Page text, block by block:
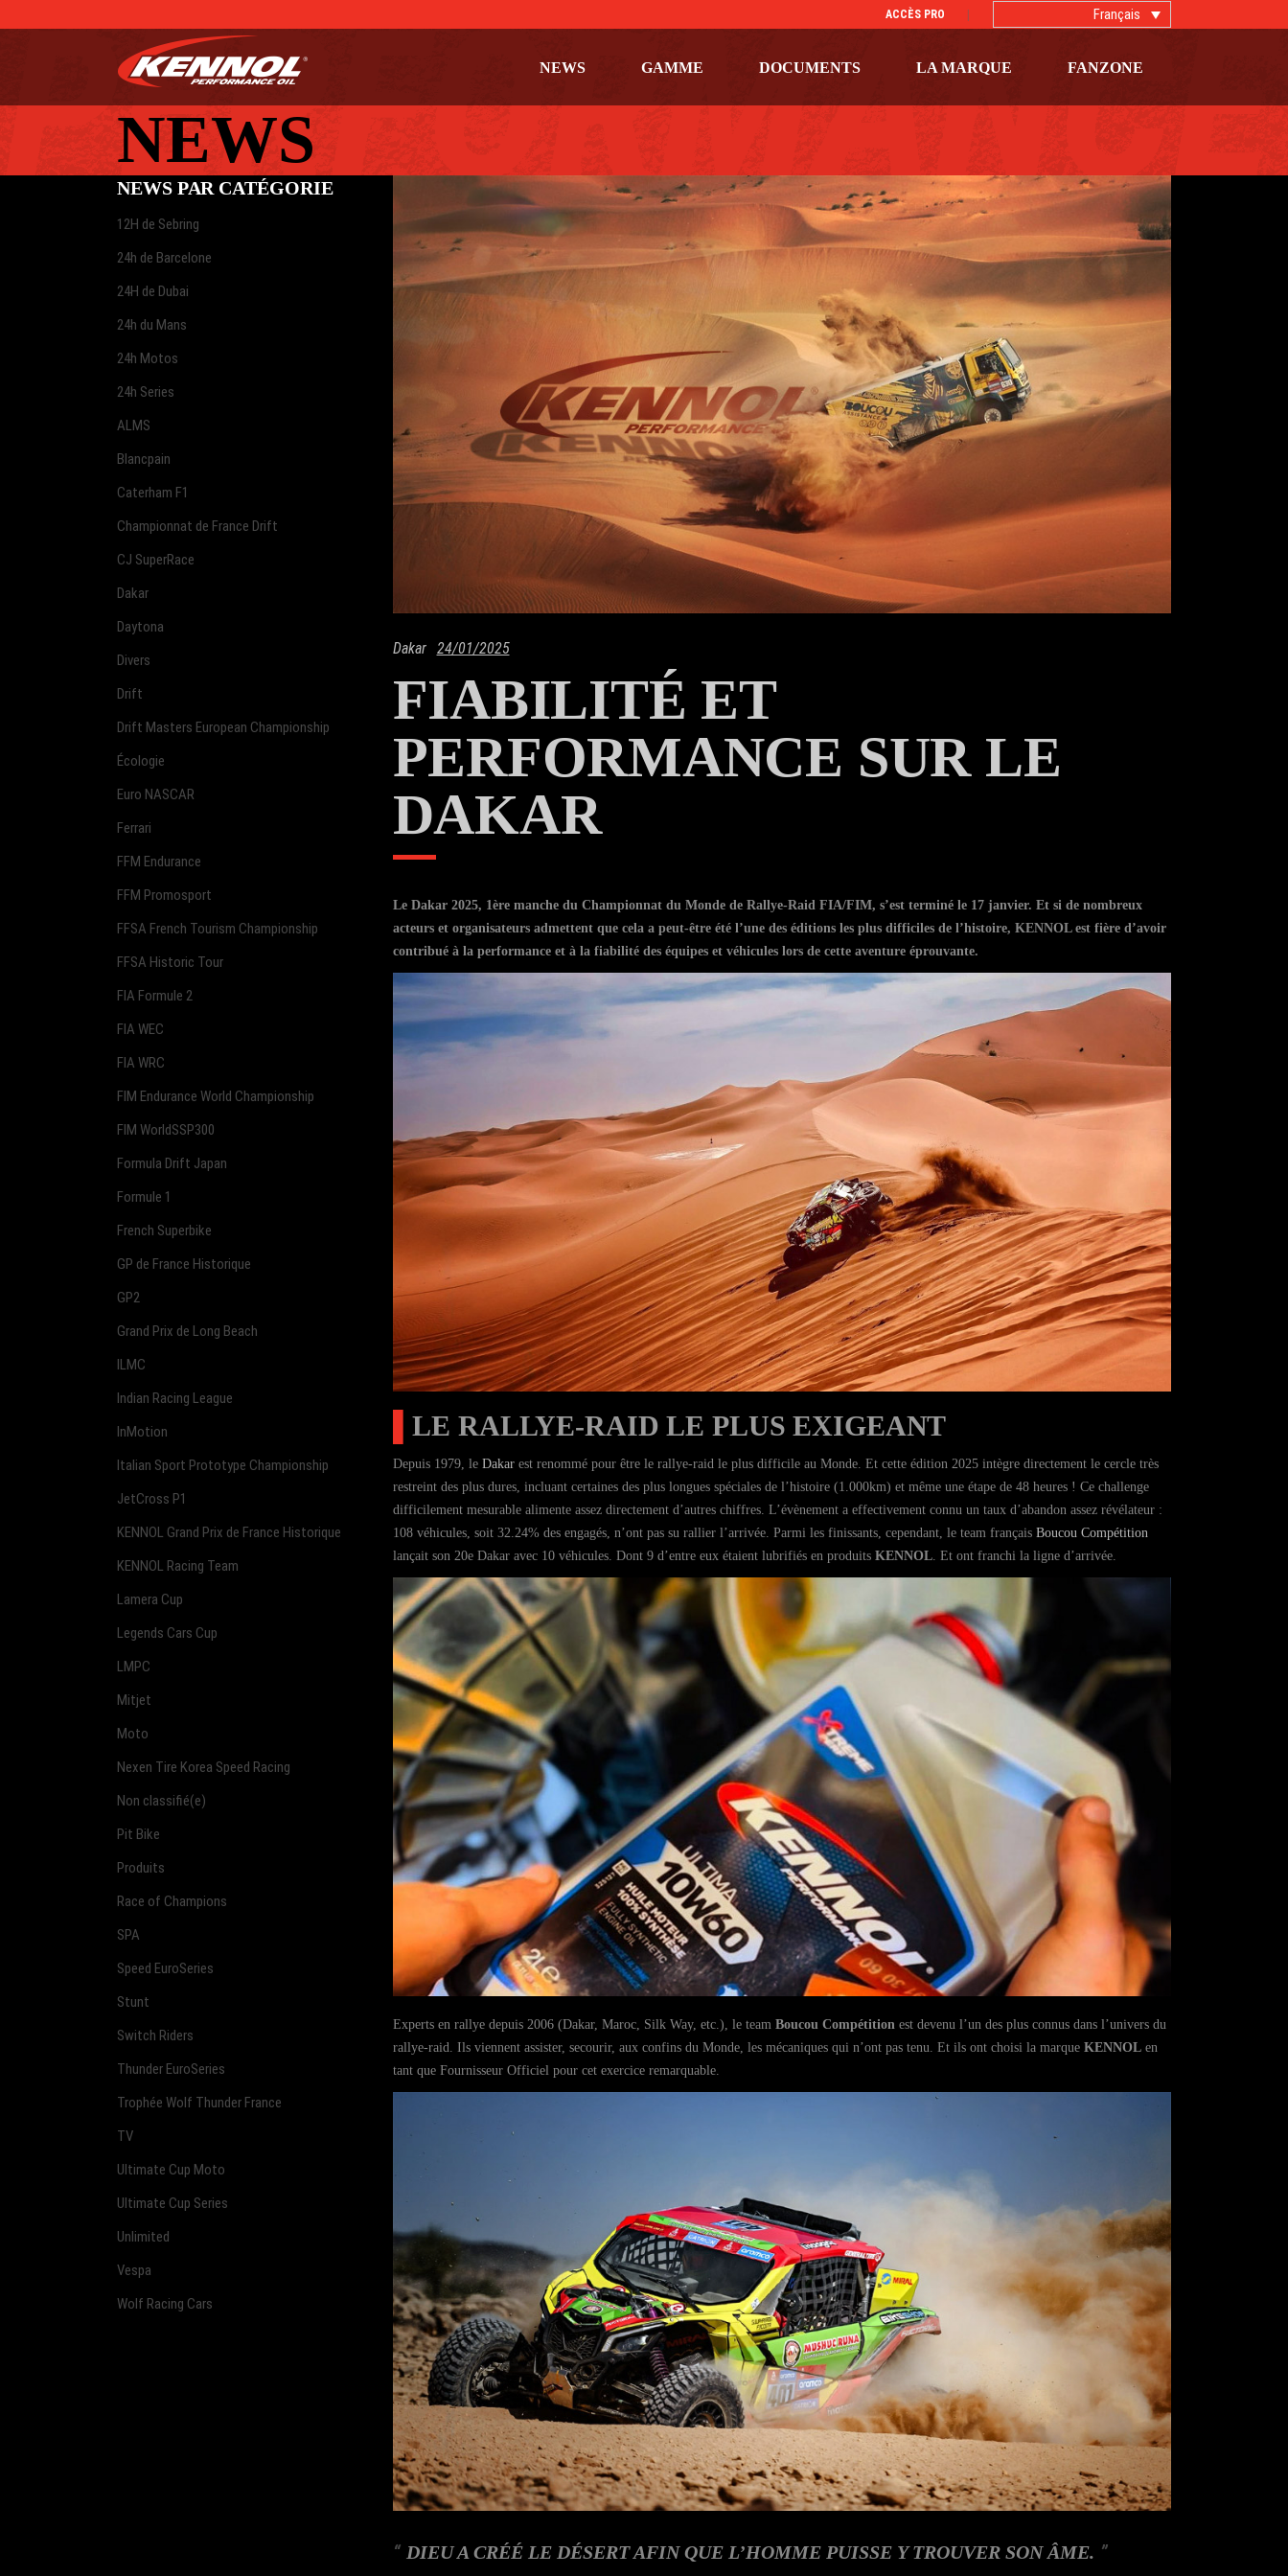
ACCÈS PRO Français
NEWS GAMME DOCUMENTS LA MARQUE FANZONE
Dakar 24/01/2025
FIABILITÉ ET
PERFORMANCE SUR LE
DAKAR
Le Dakar 2025, 1ère manche du Championnat du Monde de Rallye-Raid FIA/FIM, s’est terminé le 17 janvier. Et si de nombreux
acteurs et organisateurs admettent que cela a peut-être été l’une des éditions les plus difficiles de l’histoire, KENNOL est fière d’avoir
contribué à la performance et à la fiabilité des équipes et véhicules lors de cette aventure éprouvante.
▌LE RALLYE-RAID LE PLUS EXIGEANT
Depuis 1979, le Dakarest renommé pour être le rallye-raid le plus difficile au Monde. Et cette édition 2025 intègre directement le cercle très
restreint des plus dures, incluant certaines des plus longues spéciales de l’histoire (1.000km) et même une étape de 48 heures ! Ce challenge
difficilement mesurable alimente assez directement d’autres chiffres. L’évènement a effectivement connu un taux d’abandon assez révélateur :
108 véhicules, soit 32.24% des engagés, n’ont pas su rallier l’arrivée. Parmi les finissants, cependant, le team français Boucou Compétition
lançait son 20e Dakar avec 10 véhicules. Dont 9 d’entre eux étaient lubrifiés en produits KENNOL. Et ont franchi la ligne d’arrivée.
Experts en rallye depuis 2006 (Dakar, Maroc, Silk Way, etc.), le team Boucou Compétition est devenu l’un des plus connus dans l’univers du
rallye-raid. Ils viennent assister, secourir, aux confins du Monde, les mécaniques qui n’ont pas tenu. Et ils ont choisi la marque KENNOLen
tant que Fournisseur Officiel pour cet exercice remarquable.
DIEU A CRÉÉ LE DÉSERT AFIN QUE L’HOMME PUISSE Y TROUVER SON ÂME.
NEWS PAR CATÉGORIE
12H de Sebring
24h de Barcelone
24H de Dubai
24h du Mans
24h Motos
24h Series
ALMS
Blancpain
Caterham F1
Championnat de France Drift
CJ SuperRace
Dakar
Daytona
Divers
Drift
Drift Masters European Championship
Écologie
Euro NASCAR
Ferrari
FFM Endurance
FFM Promosport
FFSA French Tourism Championship
FFSA Historic Tour
FIA Formule 2
FIA WEC
FIA WRC
FIM Endurance World Championship
FIM WorldSSP300
Formula Drift Japan
Formule 1
French Superbike
GP de France Historique
GP2
Grand Prix de Long Beach
ILMC
Indian Racing League
InMotion
Italian Sport Prototype Championship
JetCross P1
KENNOL Grand Prix de France Historique
KENNOL Racing Team
Lamera Cup
Legends Cars Cup
LMPC
Mitjet
Moto
Nexen Tire Korea Speed Racing
Non classifié(e)
Pit Bike
Produits
Race of Champions
SPA
Speed EuroSeries
Stunt
Switch Riders
Thunder EuroSeries
Trophée Wolf Thunder France
TV
Ultimate Cup Moto
Ultimate Cup Series
Unlimited
Vespa
Wolf Racing Cars